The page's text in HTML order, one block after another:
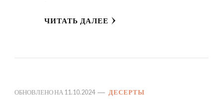
ЧИТАТЬ ДАЛЕЕ
ОБНОВЛЕНО НА 11.10.2024 ДЕСЕРТЫ